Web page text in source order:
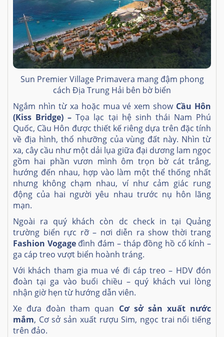
Sun Premier Village Primavera mang đậm phong
cách Địa Trung Hải bên bờ biển
Ngắm nhìn từ xa hoặc mua vé xem show Cầu Hôn
(Kiss Bridge) – Tọa lạc tại hệ sinh thái Nam Phú
Quốc, Cầu Hôn được thiết kế riêng dựa trên đặc tính
về địa hình, thổ nhưỡng của vùng đất này. Nhìn từ
xa, cây cầu như một dải lụa giữa đại dương lam ngọc
gồm hai phần vươn mình ôm trọn bờ cát trắng,
hướng đến nhau, hợp vào làm một thể thống nhất
nhưng không chạm nhau, ví như cảm giác rung
động của hai người yêu nhau trước nụ hôn lãng
mạn.
Ngoài ra quý khách còn dc check in tại Quảng
trường biển rực rỡ – nơi diễn ra show thời trang
Fashion Vogageđình đám – tháp đồng hồ cổ kính –
ga cáp treo vượt biển hoành tráng.
Với khách tham gia mua vé đi cáp treo – HDV đón
đoàn tại ga vào buổi chiều – quý khách vui lòng
nhận giờ hẹn từ hướng dẫn viên.
Xe đưa đoàn tham quan Cơ sở sản xuất nước
mắm, Cơ sở sản xuất rượu Sim, ngọc trai nổi tiếng
trên đảo.